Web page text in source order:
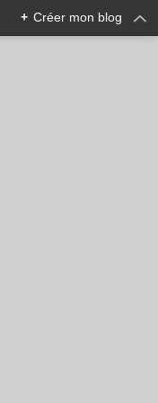
+ Créer mon blog